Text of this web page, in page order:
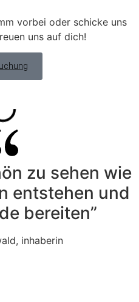
vorbei oder schicke uns
uns auf dich!
zu sehen wie
entstehen und
bereiten”
inhaberin